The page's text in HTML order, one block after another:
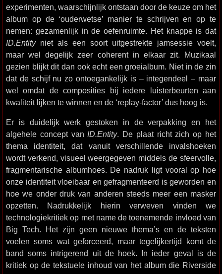
experimenten, waarschijnlijk ontstaan door de keuze om het
album op de ‘ouderwetse’ manier te schrijven en op te
nemen: gezamenlijk in de oefenruimte. Het knappe is dat
ID.Entityniet als een soort uitgestrekte jamsessie voelt,
maar wel degelijk zeer coherent in elkaar zit. Muzikaal
gezien blijkt dit dan ook echt een groeialbum. Niet in de zin
dat de schijf nu zo ontoegankelijk is – integendeel – maar
wel omdat de composities bij iedere luisterbeurten aan
kwaliteit lijken te winnen en de ‘replay-factor’ dus hoog is.
Er is duidelijk werk gestoken in de verpakking en het
algehele concept van ID.Entity. De plaat richt zich op het
thema identiteit, dat vanuit verschillende invalshoeken
wordt verkend, visueel weergegeven middels de sfeervolle,
fragmentarische albumhoes. De nadruk ligt vooral op hoe
onze identiteit vloeibaar en gefragmenteerd is geworden en
hoe we onder druk van anderen steeds meer een masker
opzetten. Nadrukkelijk hierin verweven vinden we
technologiekritiek op met name de toenemende invloed van
Big Tech. Het zijn geen nieuwe thema’s en de teksten
voelen soms wat geforceerd, maar tegelijkertijd komt de
band soms intrigerend uit de hoek. In ieder geval is de
kritiek op de tekstuele inhoud van het album die Riverside